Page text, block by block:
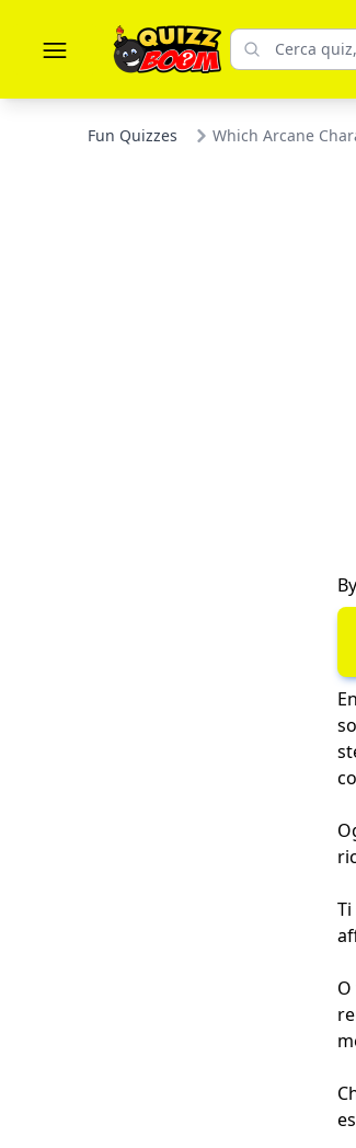
Fun Quizzes Which Arcane